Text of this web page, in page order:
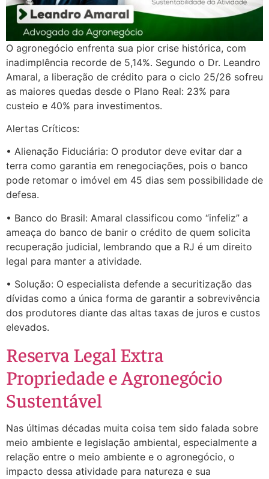
O agronegócio enfrenta sua pior crise histórica, com
inadimplência recorde de 5,14%. Segundo o Dr. Leandro
Amaral, a liberação de crédito para o ciclo 25/26 sofreu
as maiores quedas desde o Plano Real: 23% para
custeio e 40% para investimentos.
Alertas Críticos:
• Alienação Fiduciária: O produtor deve evitar dar a
terra como garantia em renegociações, pois o banco
pode retomar o imóvel em 45 dias sem possibilidade de
defesa.
• Banco do Brasil: Amaral classificou como “infeliz” a
ameaça do banco de banir o crédito de quem solicita
recuperação judicial, lembrando que a RJ é um direito
legal para manter a atividade.
• Solução: O especialista defende a securitização das
dívidas como a única forma de garantir a sobrevivência
dos produtores diante das altas taxas de juros e custos
elevados.
Reserva Legal Extra
Propriedade e Agronegócio
Sustentável
Nas últimas décadas muita coisa tem sido falada sobre
meio ambiente e legislação ambiental, especialmente a
relação entre o meio ambiente e o agronegócio, o
impacto dessa atividade para natureza e sua